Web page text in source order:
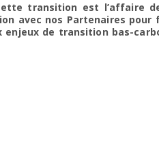
transition est l’affaire
avec nos Partenaires pour
enjeux de transition bas-